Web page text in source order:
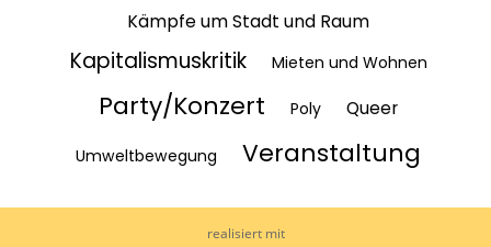
Kämpfe um Stadt und Raum
Kapitalismuskritik Mieten und Wohnen
Party/Konzert Poly Queer
Umweltbewegung Veranstaltung
realisiert mit